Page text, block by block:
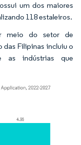
um dos maiores
118 estaleiros.
meio do setor de
das Filipinas incluiu o
as indústrias que